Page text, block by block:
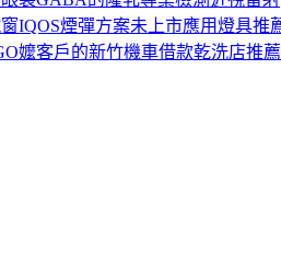
IQOS煙彈方案未上市應用燈具推
嬤客戶的新竹機車借款乾洗店推薦